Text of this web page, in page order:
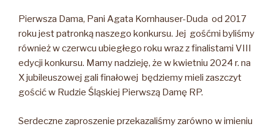
Pierwsza Dama, Pani Agata Kornhauser-Duda od 2017
roku jest patronką naszego konkursu. Jej gośćmi byliśmy
również w czerwcu ubiegłego roku wraz z finalistami VIII
edycji konkursu. Mamy nadzieję, że w kwietniu 2024 r. na
X jubileuszowej gali finałowej będziemy mieli zaszczyt
gościć w Rudzie Śląskiej Pierwszą Damę RP.
Serdeczne zaproszenie przekazaliśmy zarówno w imieniu